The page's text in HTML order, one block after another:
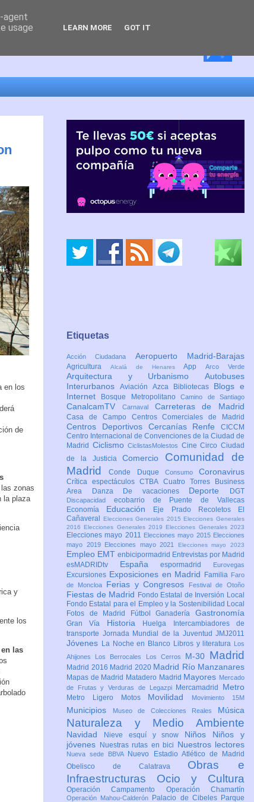
en los
de
las zonas
la plaza
y
los
las
Etiquetas
Acción Ciudadana Aeropuerto Madrid-Barajas
Agricultura Alcalá de HenaresAppArco Verde
Arquitectura y Urbanismo Autobuses
Interurbanos Aviación Azca Bibliotecas Blogs e
Internet
Bosque MetropolitanoCamino de Santiago
CanalcamTV Carnaval Carreteras de Madrid
Casa de Campo Centros Comerciales de Madrid
Centros Deportivos Cercanías Renfe CICCM
Centro Internacional de Convenciones de la Ciudad de
Madrid CiclismoCiclistasMolestos CineCircoCiudad
de la JusticiaComercio Comunidad de
MadridConde Duque Consumo Coronavirus
Crítica espectáculosCTBA Cuatro Torres Business
Area
Danza De vacaciones Deporte DGT
Discapacidad ecobarrio de Puente de Vallecas
Economía Educación Eje Prado Recoletos
El
Cañaveral
Elecciones Generales 2015 Elecciones Generales
2016 Elecciones Generales 2019 Elecciones Generales 2023
Elecciones mayo 2011 Elecciones mayo 2015 Elecciones
mayo 2019
Elecciones mayo 2021 Elecciones mayo 2023
Empleo EMT enbicipormadrid Entrevistas por Madrid
esMADRIDtv Españaespormadrid Eurovegas
Excursiones Exposiciones en Madrid Familia Faro
de Moncloa
Ferias y Congresos Festival de Otoño
Fiestas de Madrid Fondo Estatal de Inversión Local
Fondo Estatal para el Empleo y la Sostenibilidad Local
Fotos de Madrid
FútbolGanaderíaGastronomía
Gran Vía Historia Huelga
Intercambiadores de
transporte Jornada Mundial de la Juventud JMJ2011
Jóvenes La Noche en Blanco Libros y literatura
Los
Ahijones
Los Berrocales Los Cerros M-30 Madrid
Madrid 2016 Madrid 2020 Madrid Río Manzanares
Mapas de Madrid Matadero Madrid Mayores Mercado
de Frutas y Verduras de Legazpi
Mercamadrid Metro
Metro Ligero Motos Movilidad Movimiento 15M
Municipios Museo de Colecciones Reales Música
Naturaleza y Medio Ambiente
Navidad Nieve esquí y snow Niños Niños y
jóvenes
Nuestras rutas en bici Nuestros lectores
Nueva sede BBVA
Nuevo Estadio Atlético de Madrid
Obelisco de Calatrava Obras e
Infraestructuras Ocio y Cultura
Operación Campamento Operación Chamartín
Operación Mahou-Calderón Palacio de Cibeles Parque
agent
usage
LEARN MORE GOT IT